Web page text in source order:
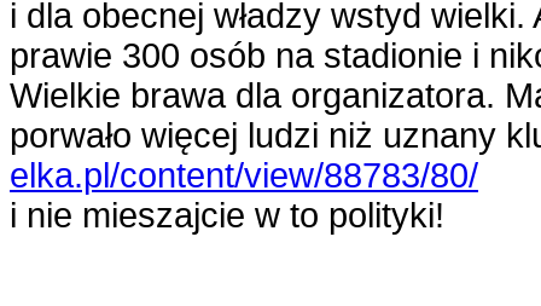
i dla obecnej władzy wstyd wielki.
prawie 300 osób na stadionie i
Wielkie brawa dla organizatora.
porwało więcej ludzi niż uznany
elka.pl/content/view/88783/80/
i nie mieszajcie w to polityki!